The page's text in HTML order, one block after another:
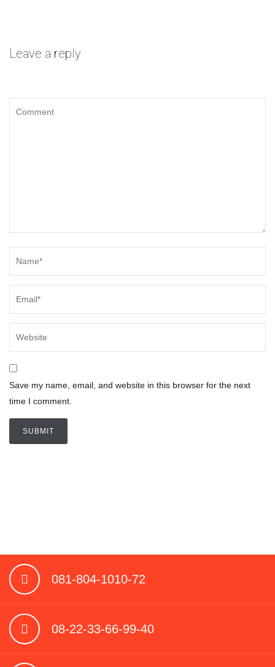
Leave a reply
Save my name, email, and website in this browser for the next
time I comment.
081-804-1010-72
08-22-33-66-99-40